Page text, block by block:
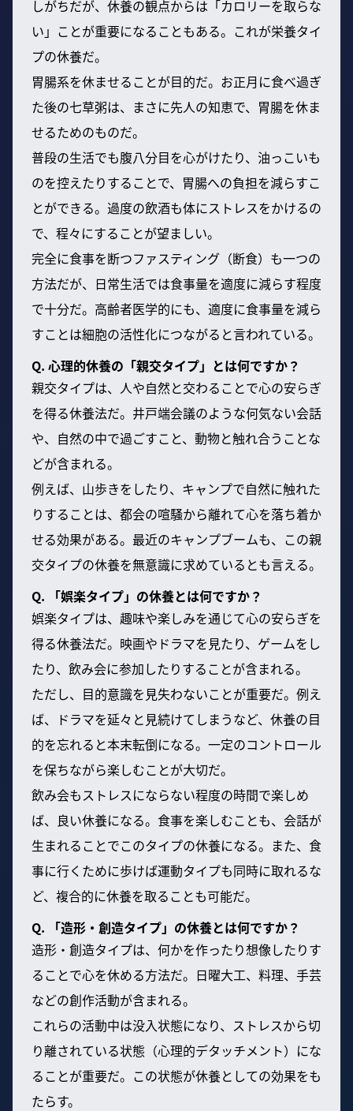
しがちだが、休養の観点からは「カロリーを取らな
い」ことが重要になることもある。これが栄養タイ
プの休養だ。
胃腸系を休ませることが目的だ。お正月に食べ過ぎ
た後の七草粥は、まさに先人の知恵で、胃腸を休ま
せるためのものだ。
普段の生活でも腹八分目を心がけたり、油っこいも
のを控えたりすることで、胃腸への負担を減らすこ
とができる。過度の飲酒も体にストレスをかけるの
で、程々にすることが望ましい。
完全に食事を断つファスティング（断食）も一つの
方法だが、日常生活では食事量を適度に減らす程度
で十分だ。高齢者医学的にも、適度に食事量を減ら
すことは細胞の活性化につながると言われている。
Q. 心理的休養の「親交タイプ」とは何ですか？
親交タイプは、人や自然と交わることで心の安らぎ
を得る休養法だ。井戸端会議のような何気ない会話
や、自然の中で過ごすこと、動物と触れ合うことな
どが含まれる。
例えば、山歩きをしたり、キャンプで自然に触れた
りすることは、都会の喧騒から離れて心を落ち着か
せる効果がある。最近のキャンプブームも、この親
交タイプの休養を無意識に求めているとも言える。
Q. 「娯楽タイプ」の休養とは何ですか？
娯楽タイプは、趣味や楽しみを通じて心の安らぎを
得る休養法だ。映画やドラマを見たり、ゲームをし
たり、飲み会に参加したりすることが含まれる。
ただし、目的意識を見失わないことが重要だ。例え
ば、ドラマを延々と見続けてしまうなど、休養の目
的を忘れると本末転倒になる。一定のコントロール
を保ちながら楽しむことが大切だ。
飲み会もストレスにならない程度の時間で楽しめ
ば、良い休養になる。食事を楽しむことも、会話が
生まれることでこのタイプの休養になる。また、食
事に行くために歩けば運動タイプも同時に取れるな
ど、複合的に休養を取ることも可能だ。
Q. 「造形・創造タイプ」の休養とは何ですか？
造形・創造タイプは、何かを作ったり想像したりす
ることで心を休める方法だ。日曜大工、料理、手芸
などの創作活動が含まれる。
これらの活動中は没入状態になり、ストレスから切
り離されている状態（心理的デタッチメント）にな
ることが重要だ。この状態が休養としての効果をも
たらす。